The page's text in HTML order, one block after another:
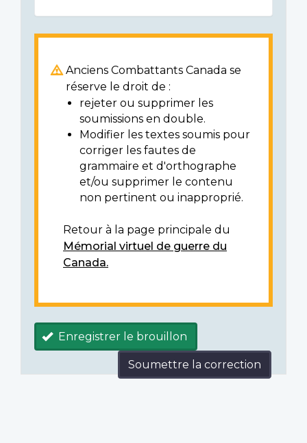
Anciens Combattants Canada se
réserve le droit de :
rejeter ou supprimer les
soumissions en double.
Modifier les textes soumis pour
corriger les fautes de
grammaire et d'orthographe
et/ou supprimer le contenu
non pertinent ou inapproprié.
Retour à la page principale du
Mémorial virtuel de guerre du
Canada.
Enregistrer le brouillon
Soumettre la correction